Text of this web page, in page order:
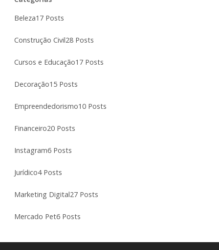
Beleza17 Posts
Construção Civil28 Posts
Cursos e Educação17 Posts
Decoração15 Posts
Empreendedorismo10 Posts
Financeiro20 Posts
Instagram6 Posts
Jurídico4 Posts
Marketing Digital27 Posts
Mercado Pet6 Posts